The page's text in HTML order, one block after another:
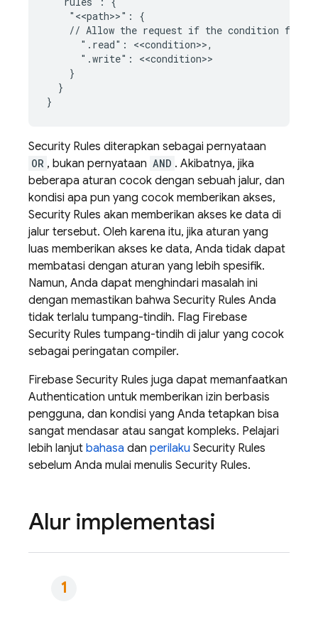
    "<<path>>": {
// Allow the request if the condition for
      ".read": <<condition>>,
      ".write": <<condition>>
    }
  }
Security Rules diterapkan sebagai pernyataan
OR , bukan pernyataan AND . Akibatnya, jika
beberapa aturan cocok dengan sebuah jalur, dan
kondisi apa pun yang cocok memberikan akses,
Security Rules akan memberikan akses ke data di
jalur tersebut. Oleh karena itu, jika aturan yang
luas memberikan akses ke data, Anda tidak dapat
membatasi dengan aturan yang lebih spesifik.
Namun, Anda dapat menghindari masalah ini
dengan memastikan bahwa Security Rules Anda
tidak terlalu tumpang-tindih. Flag Firebase
Security Rules tumpang-tindih di jalur yang cocok
sebagai peringatan compiler.
Firebase Security Rules juga dapat memanfaatkan
Authentication untuk memberikan izin berbasis
pengguna, dan kondisi yang Anda tetapkan bisa
sangat mendasar atau sangat kompleks. Pelajari
lebih lanjut bahasa dan perilaku Security Rules
sebelum Anda mulai menulis Security Rules.
Alur implementasi